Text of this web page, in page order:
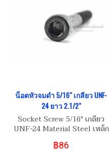
น็อตหัวจมดำ 5/16" เกลียว UNF-
24 ยาว 2.1/2"
Socket Screw 5/16" เกลียว
UNF-24 Material Steel เหล็ก
แข็งมาตรฐาน 8.8
฿86